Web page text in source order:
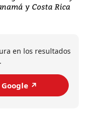
y Costa Rica
en los resultados
↗️